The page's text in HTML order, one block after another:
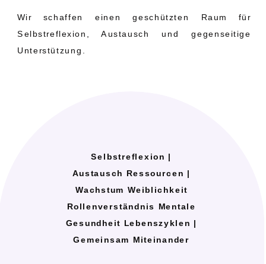
Wir schaffen einen geschützten Raum für
Selbstreflexion, Austausch und gegenseitige
Unterstützung.
Selbstreflexion |
Austausch Ressourcen |
Wachstum Weiblichkeit
Rollenverständnis Mentale
Gesundheit Lebenszyklen |
Gemeinsam Miteinander